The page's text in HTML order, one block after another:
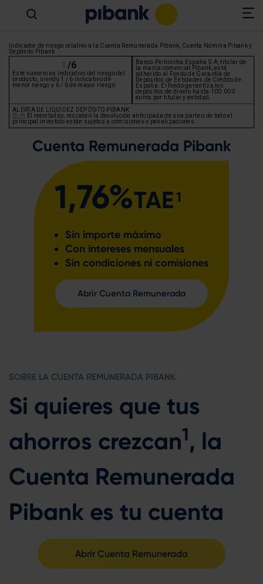
Indicador de riesgo relativo a la Cuenta Remunerada Pibank, Cuenta Nómina Pibank y
Depósito Pibank
1/6
Este número es indicativo del riesgo del
producto, siendo 1 / 6 indicativo de
menor riesgo y 6 / 6 de mayor riesgo.
Banco Pichincha España S.A, titular de
la marca comercial Pibank, está
adherido al Fondo de Garantía de
Depósitos de Entidades de Crédito de
España. El fondo garantiza los
depósitos de dinero hasta 100.000
euros por titular y entidad.
ALERTA DE LIQUIDEZ DEPÓSITO PIBANK
El reembolso, rescate o la devolución anticipada de una parte o de todo el
principal invertido están sujetos a comisiones o penalizaciones.
Cuenta Remunerada Pibank
1,76%TAE1
Sin importe máximo
Con intereses mensuales
Sin condiciones ni comisiones
Abrir Cuenta Remunerada
SOBRE LA CUENTA REMUNERADA PIBANK
Si quieres que tus
ahorros crezcan1, la
Cuenta Remunerada
Pibank es tu cuenta
Abrir Cuenta Remunerada